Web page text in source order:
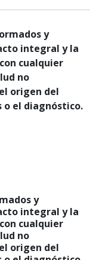
y
integral y la
cualquier
no
origen del
o el diagnóstico.
y
integral y la
cualquier
no
origen del